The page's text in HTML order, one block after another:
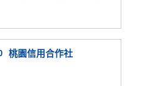
桃園信用合作社